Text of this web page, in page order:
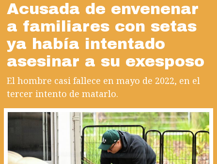
Acusada de envenenar
a familiares con setas
ya había intentado
asesinar a su exesposo
El hombre casi fallece en mayo de 2022, en el
tercer intento de matarlo.